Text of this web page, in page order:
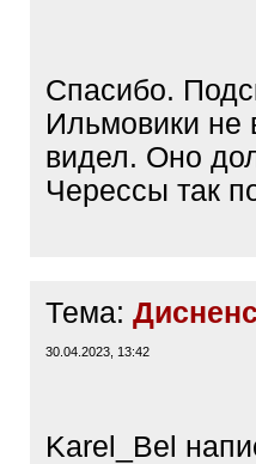
Спасибо.
Ильмовики не
видел. Оно
Черессы так
Тема:
30.04.2023, 13:42
Karel_Bel